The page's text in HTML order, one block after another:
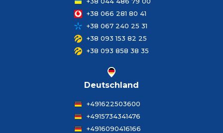
+38 066 281 80 41
+38 067 240 25 31
+38 093 153 82 25
+38 093 858 38 35
Deutschland
+491622503600
+4915734341476
+4916090416166